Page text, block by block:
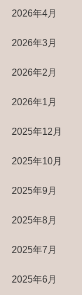
2026年4月
2026年3月
2026年2月
2026年1月
2025年12月
2025年10月
2025年9月
2025年8月
2025年7月
2025年6月